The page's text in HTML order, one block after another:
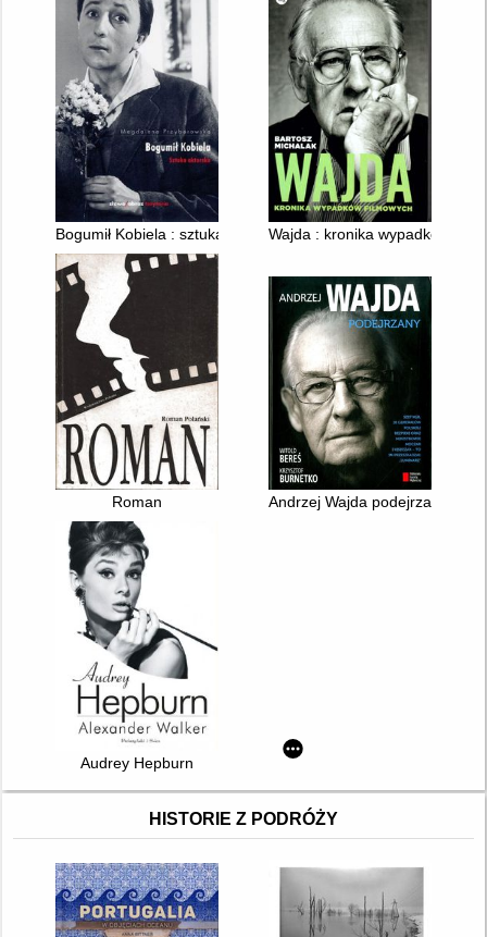
Bogumił Kobiela : sztuka aktorskaWajda : kronika wypadków
Roman Andrzej Wajda podejrzany
Audrey Hepburn
HISTORIE Z PODRÓŻY